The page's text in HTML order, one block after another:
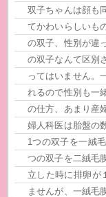
双子ちゃんは顔も
てかわいらしいも
の双子、性別が違
の双子なんて区別
ってはいません。
れるので性別も一
の仕方、あまり産
婦人科医は胎盤の
1つの双子を一絨
つの双子を二絨毛
立した時に排卵が
ませんが、一絨毛